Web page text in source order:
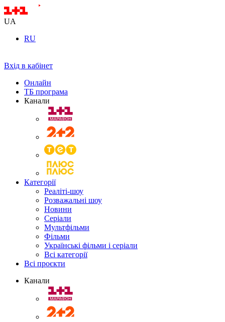
UA
RU
Вхід в кабінет
Онлайн
ТБ програма
Канали
Категорії
Реаліті-шоу
Розважальні шоу
Новини
Серіали
Мультфільми
Фільми
Українські фільми і серіали
Всі категорії
Всі проєкти
Канали